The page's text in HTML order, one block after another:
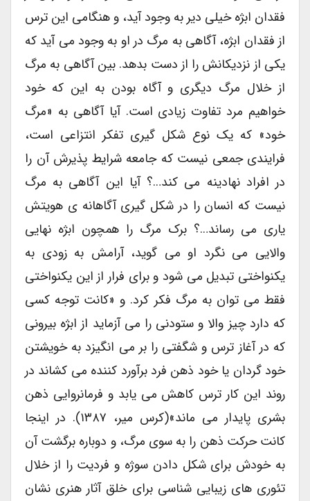
فقدان ابژه خیلی دیر به وجود آید، و هنگامی این ترس
از فقدان ابژه، آگاهی به مرگ در او به وجود می آید که
یکی از نزدیکانش را از دست بدهد. بین آگاهی به مرگ
از خلال مرگ دیگری و آگاه بودن به این که خود
خواهیم مرد تفاوت زیادی است. آیا آگاهی به «مرگ
خود» که یک نوع شکل گیری تفکر انتزاعی است،
فرایندی جمعی نیست که جامعه شرایط پذیرش آن را
در افراد نهادینه می کند…؟ آیا این آگاهی به مرگ
نیست که انسان را در شکل گیری آگاهانه ی هویتش
یاری می رساند…؟ برک مرگ را همچون ابژه نهایی
والایی می نگرد او می گوید، آرامش به زودی به
یکنواختی تبدیل می شود و برای فرار از این یکنواختی
فقط می توان به مرگ فکر کرد. و «کانت توجه کسی
که دارد چیز والا و ستودنی را می آزماید از ابژه بیرونی
که در آغاز ترس و شگفتی را بر می انگیزد به خویشتن
خود گردان یا خود ذهن فرد برآورد کننده می کشاند در
روند این کار ترس کاهش می یابد و فرمانروایی ذهن
بشری پایدار می ماند»(کرس میر، ۱۳۸۷). در اینجا
کانت حرکت ذهن را به سوی مرگ، و دوباره برگشت آن
به خودش برای شکل دادن سوژه و فردیت را از خلال
تئوری های زیبایی شناسی برای خلق آثار هنری نشان